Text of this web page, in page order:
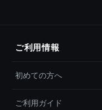
ご利用情報
初めての方へ
ご利用ガイド